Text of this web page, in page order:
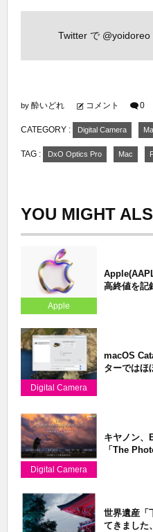
Twitter で @yoidoreo
by 酔いどれ コメント 0
CATEGORY : Digital Camera
TAG : DxO Optics Pro Mac
YOU MIGHT
Apple
高終値を記
Digital Camera
macOS
ターではほ
Digital Camera
キヤノン、
「The
世界遺産「
てきました